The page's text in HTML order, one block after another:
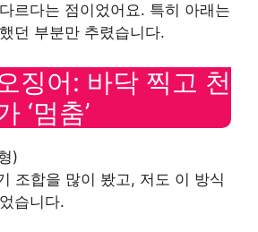
르다는 점이었어요. 특히 아래는
던 부분만 추렸습니다.
징어: 바닥 찍고 천
‘멈춤’
)
조합을 많이 봤고, 저도 이 방식
습니다.